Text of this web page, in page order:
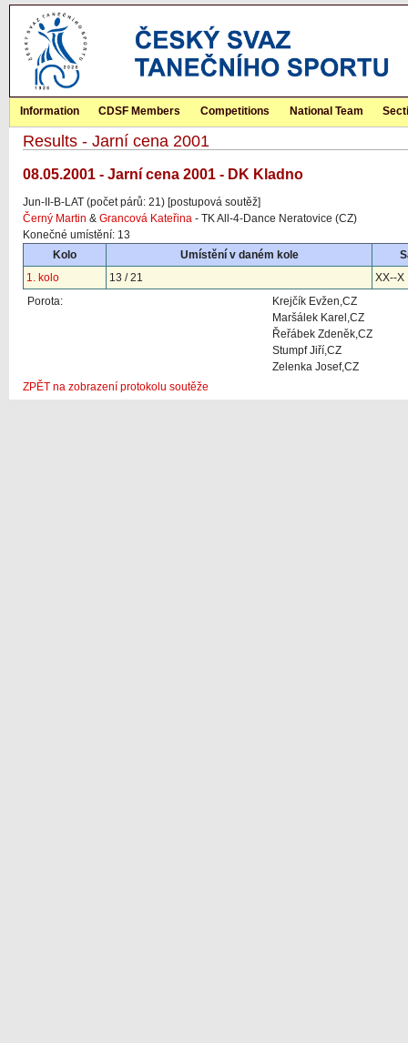
Information CDSF Members Competitions National Team
Results - Jarní cena 2001
08.05.2001 - Jarní cena 2001 - DK Kladno
Jun-II-B-LAT (počet párů: 21) [postupová soutěž]
Černý Martin & Grancová Kateřina - TK All-4-Dance Neratovice (CZ)
Konečné umístění: 13
Kolo
Umístění v daném kole
1. kolo
13 / 21
XX--X
Porota:
Krejčík Evžen,CZ
Maršálek Karel,CZ
Řeřábek Zdeněk,CZ
Stumpf Jiří,CZ
Zelenka Josef,CZ
ZPĚT na zobrazení protokolu soutěže